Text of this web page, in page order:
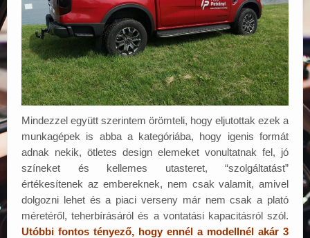
Mindezzel együtt szerintem örömteli, hogy eljutottak ezek a
munkagépek is abba a kategóriába, hogy igenis formát
adnak nekik, ötletes design elemeket vonultatnak fel, jó
színeket és kellemes utasteret, “szolgáltatást”
értékesítenek az embereknek, nem csak valamit, amivel
dolgozni lehet és a piaci verseny már nem csak a plató
méretéről, teherbírásáról és a vontatási kapacitásról szól.
Utóbbi fontos tényező, hogy ennél a modellnél akár 3